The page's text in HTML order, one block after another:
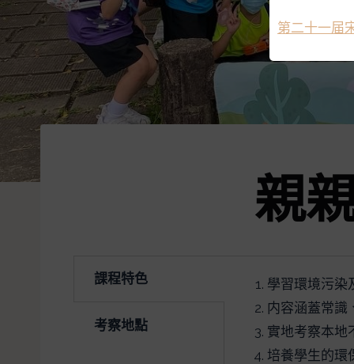
親
課程特色
考察地點
學習環境污染
内容涵蓋常識
實地考察本地
培養學生的環
第二十一届